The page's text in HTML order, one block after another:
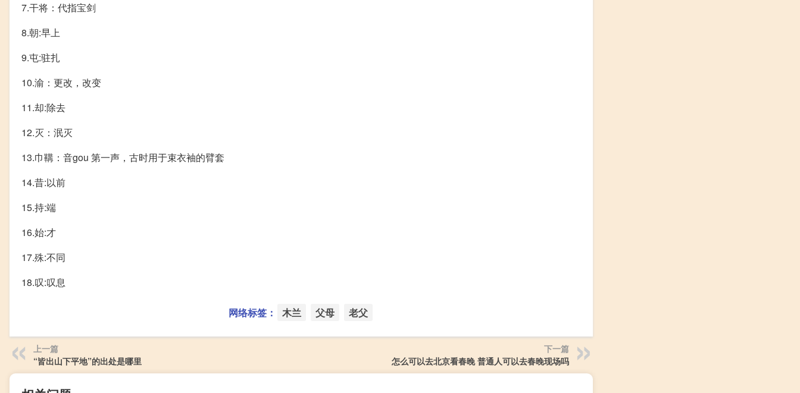
7.干将：代指宝剑
8.朝:早上
9.屯:驻扎
10.渝：更改，改变
11.却:除去
12.灭：泯灭
13.巾鞲：音gou 第一声，古时用于束衣袖的臂套
14.昔:以前
15.持:端
16.始:才
17.殊:不同
18.叹:叹息
网络标签： 木兰 父母 老父
上一篇
“皆出山下平地”的出处是哪里
下一篇
怎么可以去北京看春晚 普通人可以去春晚现场吗